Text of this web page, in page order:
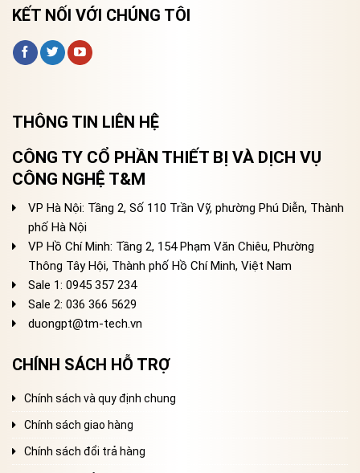
KẾT NỐI VỚI CHÚNG TÔI
THÔNG TIN LIÊN HỆ
CÔNG TY CỔ PHẦN THIẾT BỊ VÀ DỊCH VỤ
CÔNG NGHỆ T&M
VP Hà Nội: Tầng 2, Số 110 Trần Vỹ, phường Phú Diễn, Thành
phố Hà Nội
VP Hồ Chí Minh: Tầng 2, 154 Phạm Văn Chiêu, Phường
Thông Tây Hội, Thành phố Hồ Chí Minh, Việt Nam
Sale 1: 0945 357 234
Sale 2: 036 366 5629
duongpt@tm-tech.vn
CHÍNH SÁCH HỖ TRỢ
Chính sách và quy định chung
Chính sách giao hàng
Chính sách đổi trả hàng